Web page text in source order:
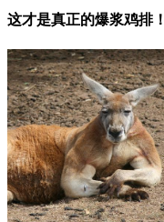
这才是真正的爆浆鸡排